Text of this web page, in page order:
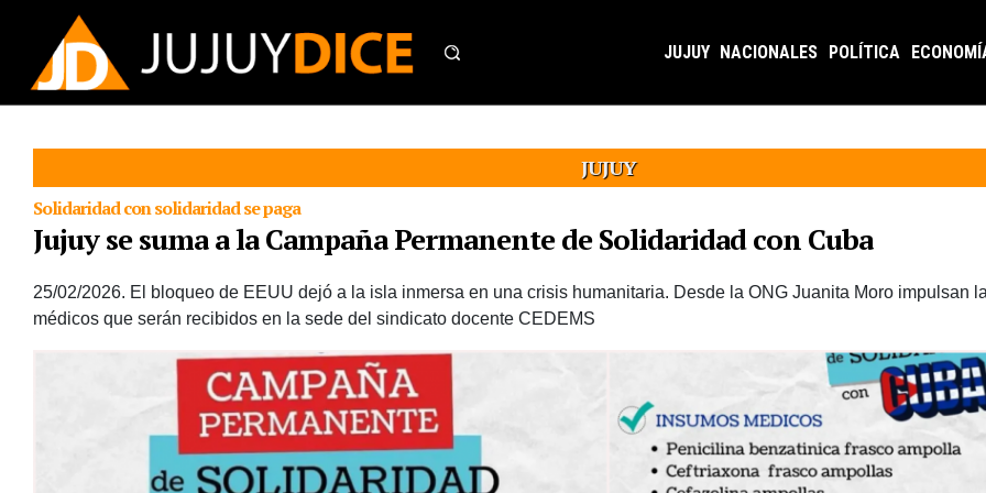
JUJUY NACIONALES POLÍTICA
JUJUY
Solidaridad con solidaridad se paga
Jujuy se suma a la Campaña Permanente de Solidaridad con Cuba
25/02/2026. El bloqueo de EEUU dejó a la isla inmersa en una crisis humanitaria. Desde la ONG Juanita Moro impulsan
médicos que serán recibidos en la sede del sindicato docente CEDEMS